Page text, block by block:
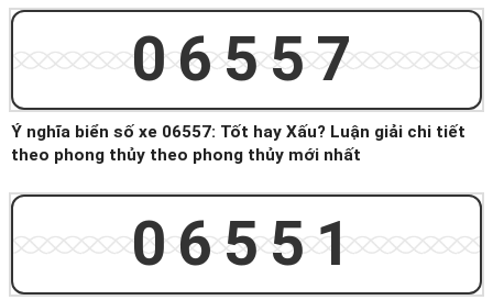
06557
Ý nghĩa biển số xe 06557: Tốt hay Xấu? Luận giải chi tiết
theo phong thủy theo phong thủy mới nhất
06551